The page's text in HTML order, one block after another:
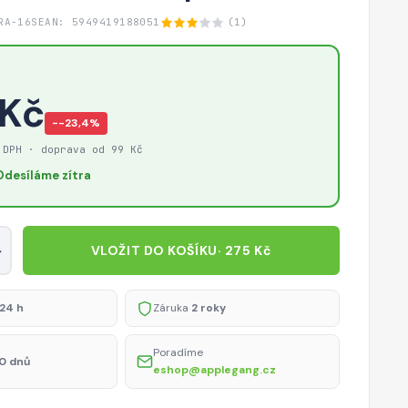
16S EAN: 5949419188051 (1)
−-23,4%
· doprava od 99 Kč
zítra
VLOŽIT DO KOŠÍKU· 275 Kč
h Záruka 2 roky
dnů
Poradíme
eshop@applegang.cz